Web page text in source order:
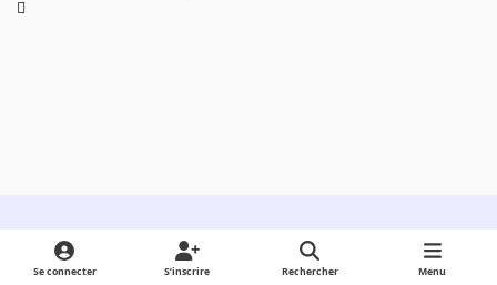
Light ModeDark ModeSystem Preference
Se connecter S’inscrire Rechercher Menu